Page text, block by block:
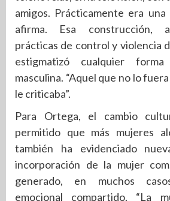
amigos. Prácticamente era una
afirma. Esa construcción,
prácticas de control y violencia
estigmatizó cualquier
masculina. “Aquel que no lo
le criticaba”.
Para Ortega, el cambio
permitido que más mujeres
también ha evidenciado
incorporación de la mujer
generado, en muchos
emocional compartido. “La